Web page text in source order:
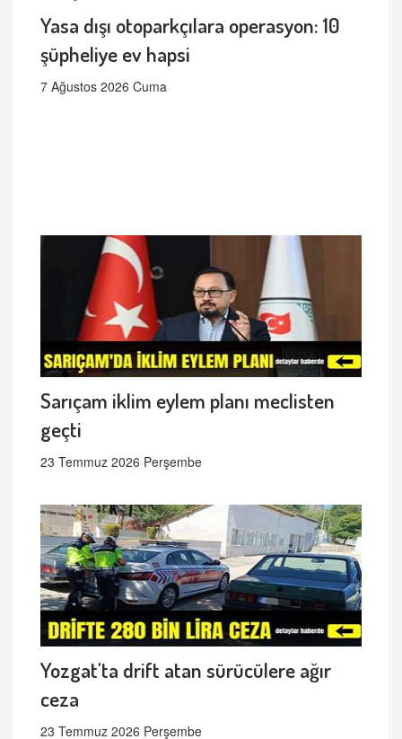
Yasa dışı otoparkçılara operasyon: 10
şüpheliye ev hapsi
7 Ağustos 2026 Cuma
Sarıçam iklim eylem planı meclisten
geçti
23 Temmuz 2026 Perşembe
Yozgat'ta drift atan sürücülere ağır
ceza
23 Temmuz 2026 Perşembe